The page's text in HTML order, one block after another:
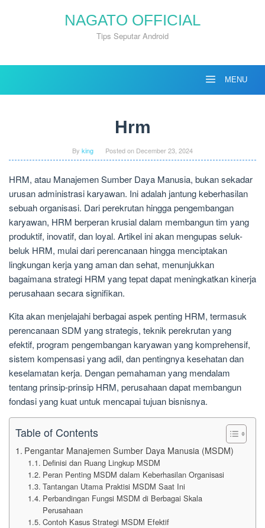
NAGATO OFFICIAL
Tips Seputar Android
MENU
Hrm
By king Posted on December 23, 2024
HRM, atau Manajemen Sumber Daya Manusia, bukan sekadar
urusan administrasi karyawan. Ini adalah jantung keberhasilan
sebuah organisasi. Dari perekrutan hingga pengembangan
karyawan, HRM berperan krusial dalam membangun tim yang
produktif, inovatif, dan loyal. Artikel ini akan mengupas seluk-
beluk HRM, mulai dari perencanaan hingga menciptakan
lingkungan kerja yang aman dan sehat, menunjukkan
bagaimana strategi HRM yang tepat dapat meningkatkan kinerja
perusahaan secara signifikan.
Kita akan menjelajahi berbagai aspek penting HRM, termasuk
perencanaan SDM yang strategis, teknik perekrutan yang
efektif, program pengembangan karyawan yang komprehensif,
sistem kompensasi yang adil, dan pentingnya kesehatan dan
keselamatan kerja. Dengan pemahaman yang mendalam
tentang prinsip-prinsip HRM, perusahaan dapat membangun
fondasi yang kuat untuk mencapai tujuan bisnisnya.
Table of Contents
Pengantar Manajemen Sumber Daya Manusia (MSDM)
Definisi dan Ruang Lingkup MSDM
Peran Penting MSDM dalam Keberhasilan Organisasi
Tantangan Utama Praktisi MSDM Saat Ini
Perbandingan Fungsi MSDM di Berbagai Skala
Perusahaan
Contoh Kasus Strategi MSDM Efektif